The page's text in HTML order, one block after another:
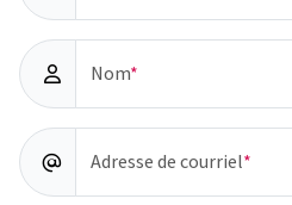
Nom
Adresse de courriel